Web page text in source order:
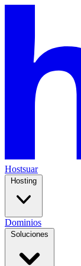
Hostsuar
Hosting
Dominios
Soluciones